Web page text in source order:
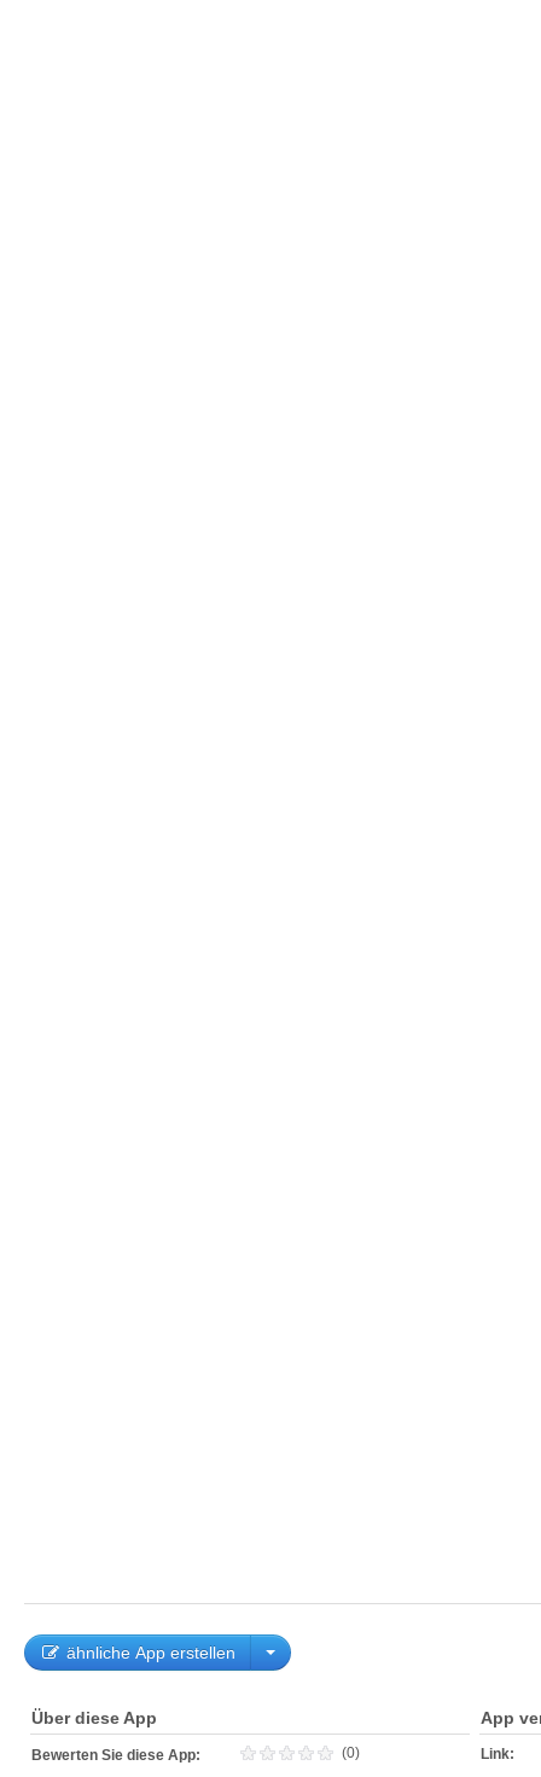
ähnliche App erstellen
Über diese App
Bewerten Sie diese App: (0)
App
Link: